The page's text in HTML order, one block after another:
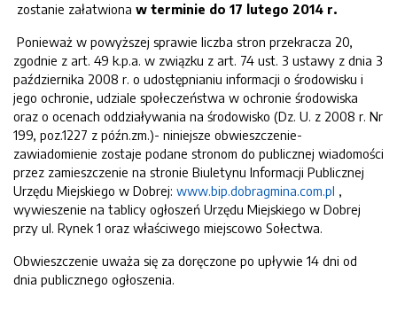
zostanie załatwiona w terminie do 17 lutego 2014 r.
Ponieważ w powyższej sprawie liczba stron przekracza 20,
zgodnie z art. 49 k.p.a. w związku z art. 74 ust. 3 ustawy z dnia 3
października 2008 r. o udostępnianiu informacji o środowisku i
jego ochronie, udziale społeczeństwa w ochronie środowiska
oraz o ocenach oddziaływania na środowisko (Dz. U. z 2008 r. Nr
199, poz.1227 z późn.zm.)- niniejsze obwieszczenie-
zawiadomienie zostaje podane stronom do publicznej wiadomości
przez zamieszczenie na stronie Biuletynu Informacji Publicznej
Urzędu Miejskiego w Dobrej: www.bip.dobragmina.com.pl ,
wywieszenie na tablicy ogłoszeń Urzędu Miejskiego w Dobrej
przy ul. Rynek 1 oraz właściwego miejscowo Sołectwa.
Obwieszczenie uważa się za doręczone po upływie 14 dni od
dnia publicznego ogłoszenia.